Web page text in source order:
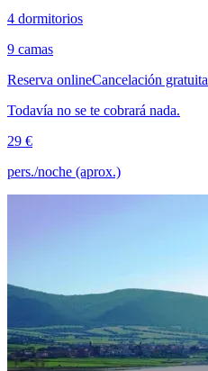
4 dormitorios
9 camas
Reserva onlineCancelación gratuita
Todavía no se te cobrará nada.
29 €
pers./noche (aprox.)